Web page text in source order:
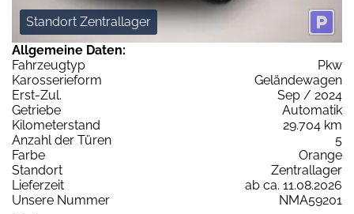
Standort Zentrallager
Allgemeine Daten:
Fahrzeugtyp
Pkw
Karosserieform
Geländewagen
Erst-Zul.
Sep / 2024
Getriebe
Automatik
Kilometerstand
29.704 km
Anzahl der Türen
5
Farbe
Orange
Standort
Zentrallager
Lieferzeit
ab ca. 11.08.2026
Unsere Nummer
NMA59201